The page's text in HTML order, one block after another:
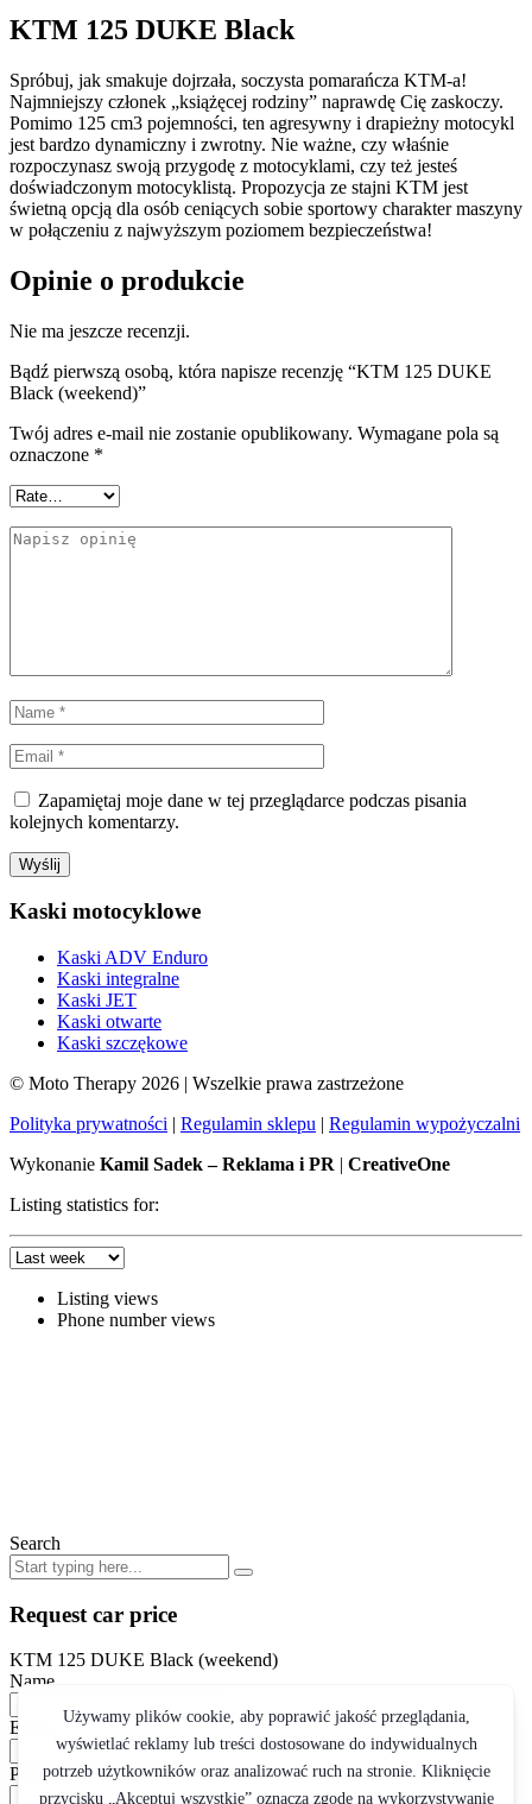
KTM 125 DUKE Black
Spróbuj, jak smakuje dojrzała, soczysta pomarańcza KTM-a!
Najmniejszy członek „książęcej rodziny” naprawdę Cię zaskoczy.
Pomimo 125 cm3 pojemności, ten agresywny i drapieżny motocykl
jest bardzo dynamiczny i zwrotny. Nie ważne, czy właśnie
rozpoczynasz swoją przygodę z motocyklami, czy też jesteś
doświadczonym motocyklistą. Propozycja ze stajni KTM jest
świetną opcją dla osób ceniących sobie sportowy charakter maszyny
w połączeniu z najwyższym poziomem bezpieczeństwa!
Opinie o produkcie
Nie ma jeszcze recenzji.
Bądź pierwszą osobą, która napisze recenzję “KTM 125 DUKE
Black (weekend)”
Twój adres e-mail nie zostanie opublikowany. Wymagane pola są
oznaczone *
Zapamiętaj moje dane w tej przeglądarce podczas pisania
kolejnych komentarzy.
Kaski motocyklowe
Kaski ADV Enduro
Kaski integralne
Kaski JET
Kaski otwarte
Kaski szczękowe
© Moto Therapy 2026 | Wszelkie prawa zastrzeżone
Polityka prywatności | Regulamin sklepu | Regulamin wypożyczalni
Wykonanie Kamil Sadek – Reklama i PR | CreativeOne
Listing statistics for:
Listing views
Phone number views
Search
Request car price
KTM 125 DUKE Black (weekend)
Name
Email
Phone